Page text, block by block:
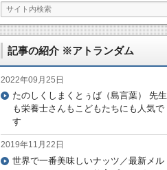
記事の紹介 ※アトランダム
2022年09月25日
たのしくしまくとぅば（島言葉） 先生
も栄養士さんもこどもたちにも人気で
す
2019年11月22日
世界で一番美味しいナッツ／最新メル